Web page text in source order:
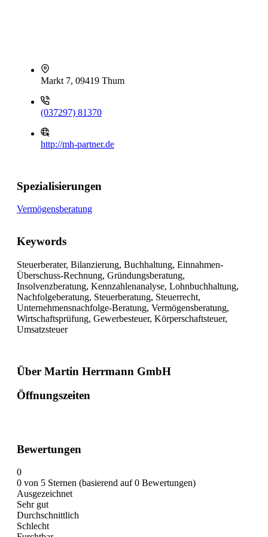
Markt 7, 09419 Thum
(037297) 81370
http://mh-partner.de
Spezialisierungen
Vermögensberatung
Keywords
Steuerberater, Bilanzierung, Buchhaltung, Einnahmen-
Überschuss-Rechnung, Gründungsberatung,
Insolvenzberatung, Kennzahlenanalyse, Lohnbuchhaltung,
Nachfolgeberatung, Steuerberatung, Steuerrecht,
Unternehmensnachfolge-Beratung, Vermögensberatung,
Wirtschaftsprüfung, Gewerbesteuer, Körperschaftsteuer,
Umsatzsteuer
Über Martin Herrmann GmbH
Öffnungszeiten
Bewertungen
0
0 von 5 Sternen (basierend auf 0 Bewertungen)
Ausgezeichnet
Sehr gut
Durchschnittlich
Schlecht